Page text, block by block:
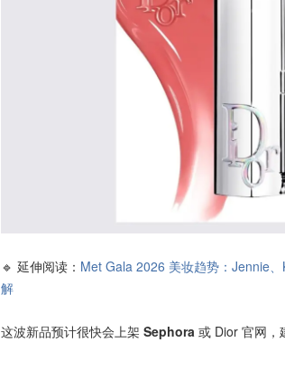
🔹 延伸阅读： Met Gala 2026 美妆趋势：Jennie
解
这波新品预计很快会上架 Sephora 或 Dior 官网，